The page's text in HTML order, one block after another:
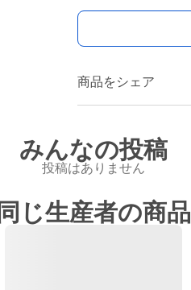
商品をシェア
みんなの投稿
投稿はありません
同じ生産者の商品